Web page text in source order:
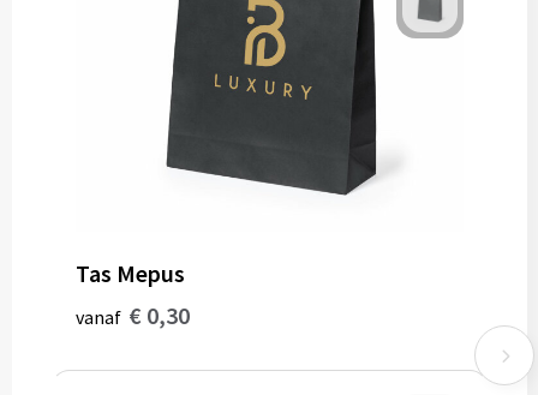
Tas Mepus
vanaf € 0,30